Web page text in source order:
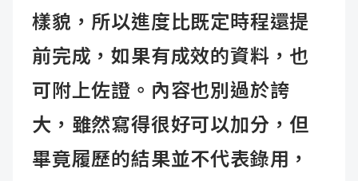
樣貌，所以進度比既定時程還提
前完成，如果有成效的資料，也
可附上佐證。內容也別過於誇
大，雖然寫得很好可以加分，但
畢竟履歷的結果並不代表錄用，